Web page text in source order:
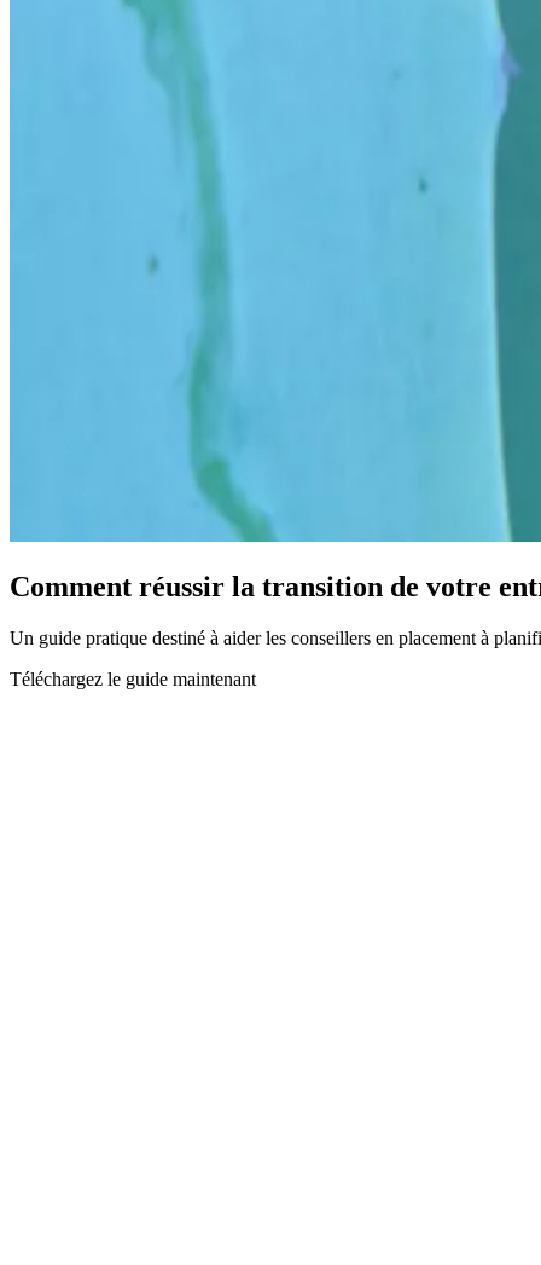
Comment réussir la transition de votre
Un guide pratique destiné à aider les conseillers en placement à
Téléchargez le guide maintenant